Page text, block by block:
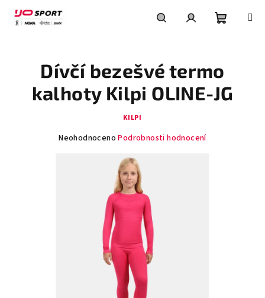
obsah
košík
Dívčí bezešvé termo
kalhoty Kilpi OLINE-JG
KILPI
Průměrné
Neohodnoceno Podrobnosti hodnocení